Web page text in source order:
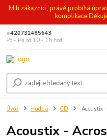
Milí zákazníci, právě probíhá
komplikace
+420731485643
Po - Pá od 10 - 16 hod.
Úvod Hudba CD Acoustix
Acoustix -